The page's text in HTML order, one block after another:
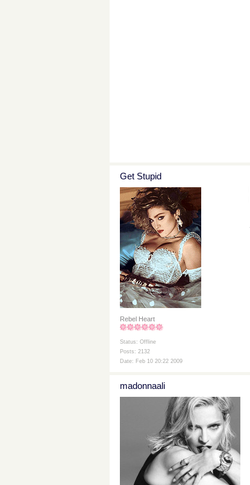
Get Stupid
Rebel Heart
Status: Offline
Posts: 2132
Date: Feb 10 20:22 2009
madonnaali